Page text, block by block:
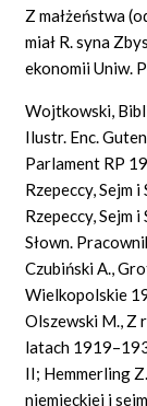
Z małżeństwa
miał R. syna
ekonomii Uniw.
Wojtkowski,
Ilustr. Enc.
Parlament RP
Rzepeccy, Sejm
Rzepeccy, Sejm
Słown.
Czubiński A.,
Wielkopolskie
Olszewski M., Z
latach
II; Hemmerling
niemieckiej i